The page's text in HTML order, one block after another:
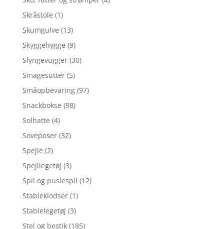
Skråstole (1)
Skumgulve (13)
Skyggehygge (9)
Slyngevugger (30)
Smagesutter (5)
Småopbevaring (97)
Snackbokse (98)
Solhatte (4)
Soveposer (32)
Spejle (2)
Spejllegetøj (3)
Spil og puslespil (12)
Stableklodser (1)
Stablelegetøj (3)
Stel og bestik (185)